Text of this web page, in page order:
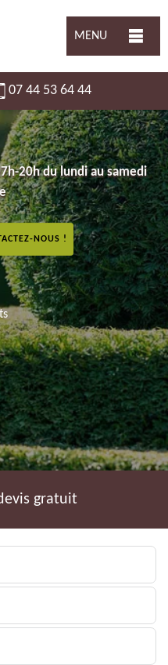
MENU
07 44 53 64 44
20h du lundi au samedi
NOUS !
gratuit